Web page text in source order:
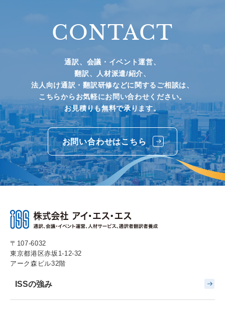
CONTACT
通訳、会議・イベント運営、
翻訳、人材派遣/紹介、
法人向け通訳・翻訳研修などに関するご相談は、
こちらからお気軽にお問い合わせください。
お見積りも無料で承ります。
お問い合わせはこちら
〒107-6032
東京都港区赤坂1-12-32
アーク森ビル32階
ISSの強み